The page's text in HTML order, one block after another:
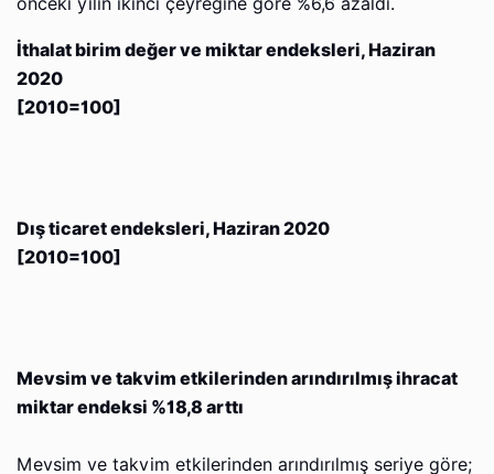
önceki yılın ikinci çeyreğine göre %6,6 azaldı.
İthalat birim değer ve miktar endeksleri, Haziran
2020
[2010=100]
Dış ticaret endeksleri, Haziran 2020
[2010=100]
Mevsim ve takvim etkilerinden arındırılmış ihracat
miktar endeksi %18,8 arttı
Mevsim ve takvim etkilerinden arındırılmış seriye göre;